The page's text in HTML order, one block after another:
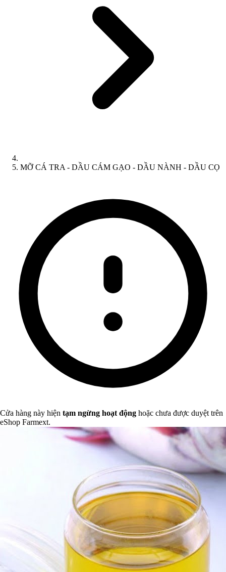
MỠ CÁ TRA - DẦU CÁM GẠO - DẦU NÀNH - DẦU CỌ
Cửa hàng này hiện tạm ngừng hoạt động hoặc chưa được duyệt trên
eShop Farmext.